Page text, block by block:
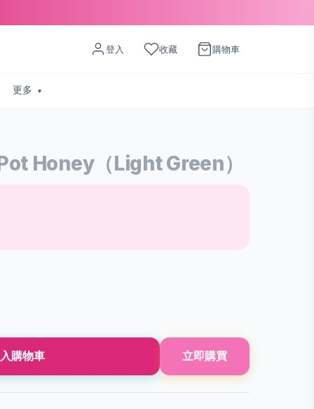
登入 收藏 購物車
更多
Honey（Light Green）
購物車 立即購買